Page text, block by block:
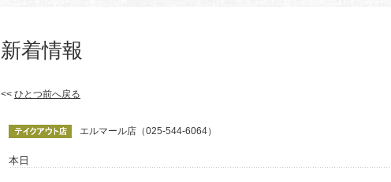
新着情報
<< ひとつ前へ戻る
エルマール店（025-544-6064）
本日